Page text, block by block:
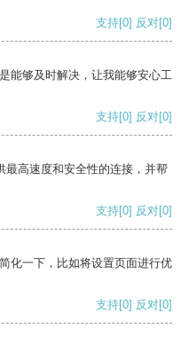
支持[0] 反对[0]
能够及时解决，让我能够安心工
支持[0] 反对[0]
最高速度和安全性的连接，并帮
支持[0] 反对[0]
化一下，比如将设置页面进行优
支持[0] 反对[0]